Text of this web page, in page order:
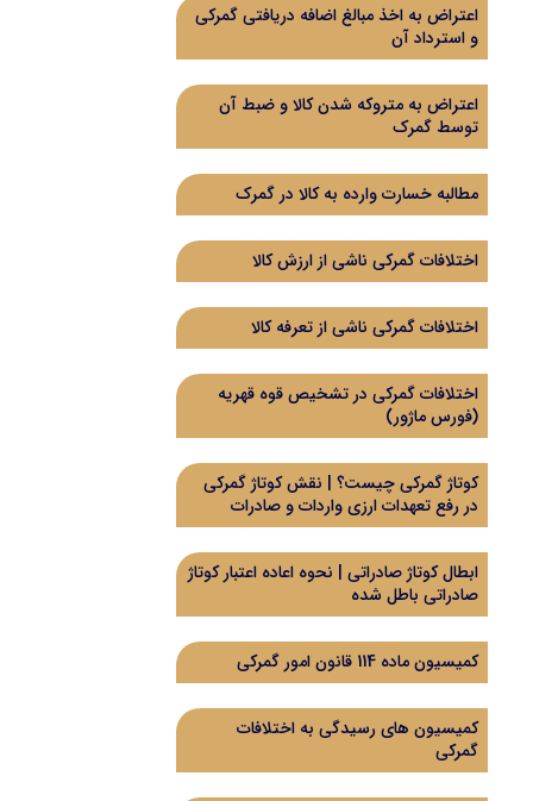
اعتراض به اخذ مبالغ اضافه دریافتی گمرکی
و استرداد آن
اعتراض به متروکه شدن کالا و ضبط آن
توسط گمرک
مطالبه خسارت وارده به کالا در گمرک
اختلافات گمرکی ناشی از ارزش کالا
اختلافات گمرکی ناشی از تعرفه کالا
اختلافات گمرکی در تشخیص قوه قهریه
(فورس ماژور)
کوتاژ گمرکی چیست؟ | نقش کوتاژ گمرکی
در رفع تعهدات ارزی واردات و صادرات
ابطال کوتاژ صادراتی | نحوه اعاده اعتبار کوتاژ
صادراتی باطل شده
کمیسیون ماده 114 قانون امور گمرکی
کمیسیون های رسیدگی به اختلافات
گمرکی